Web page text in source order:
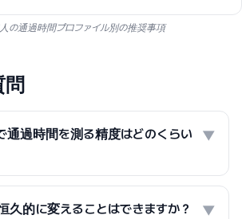
の通過時間プロファイル別の推奨事項
通過時間を測る精度はどのくらい
▼
久的に変えることはできますか？ ▼